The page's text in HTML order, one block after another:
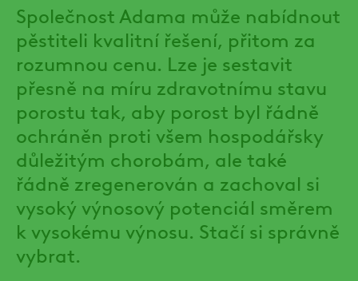
Společnost Adama může nabídnout
pěstiteli kvalitní řešení, přitom za
rozumnou cenu. Lze je sestavit
přesně na míru zdravotnímu stavu
porostu tak, aby porost byl řádně
ochráněn proti všem hospodářsky
důležitým chorobám, ale také
řádně zregenerován a zachoval si
vysoký výnosový potenciál směrem
k vysokému výnosu. Stačí si správně
vybrat.